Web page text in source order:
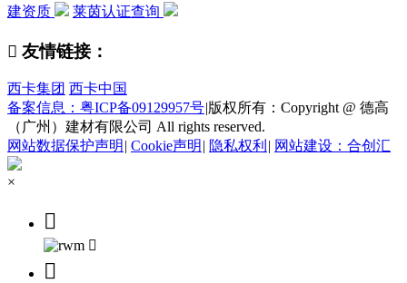
建资质
莱茵认证查询
 友情链接：
西卡集团 西卡中国
备案信息：粤ICP备09129957号|版权所有：Copyright @ 德高
（广州）建材有限公司 All rights reserved.
网站数据保护声明 | Cookie声明 | 隐私权利 | 网站建设：合创汇
×


